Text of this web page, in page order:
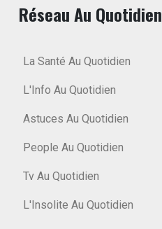
Réseau Au Quotidien
La Santé Au Quotidien
L'Info Au Quotidien
Astuces Au Quotidien
People Au Quotidien
Tv Au Quotidien
L'Insolite Au Quotidien